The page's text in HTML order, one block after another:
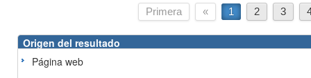
Primera « 1 2 3
Origen del resultado
Página web